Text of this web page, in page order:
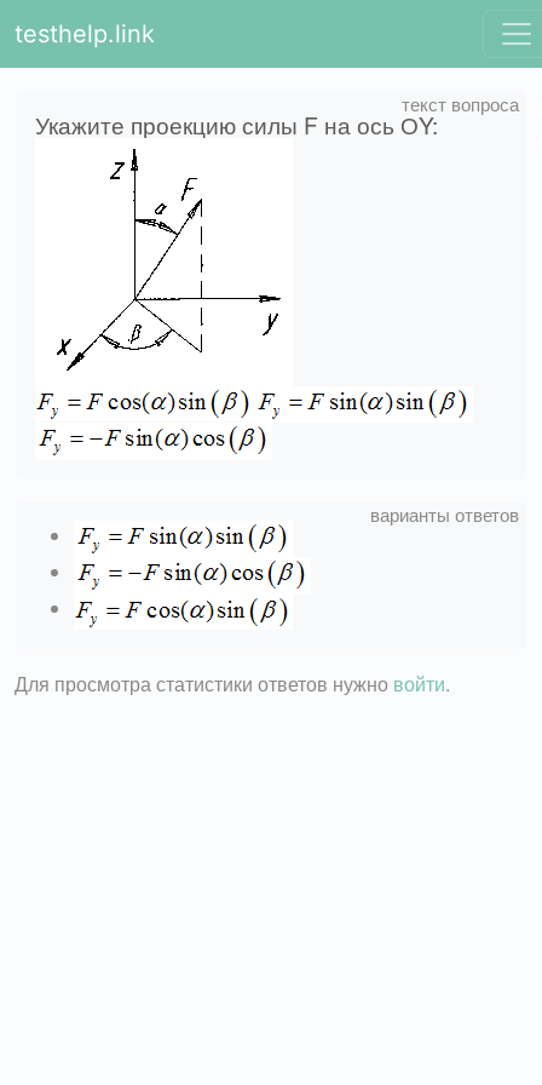
testhelp.link
Укажите проекцию силы F на ось ОY:
Для просмотра статистики ответов нужно войти.